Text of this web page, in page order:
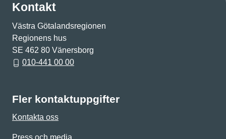
Kontakt
Västra Götalandsregionen
Regionens hus
SE 462 80 Vänersborg
010-441 00 00
Fler kontaktuppgifter
Kontakta oss
Press och media